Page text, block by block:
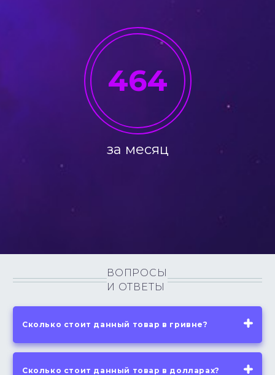
464
за месяц
ВОПРОСЫ
И ОТВЕТЫ
Сколько стоит данный товар в гривне?
Сколько стоит данный товар в долларах?